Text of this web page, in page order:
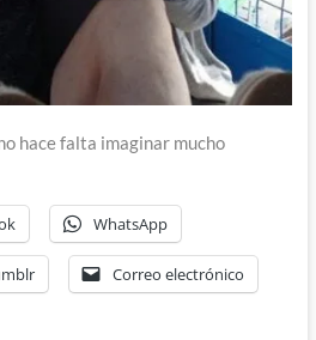
hace falta imaginar mucho
WhatsApp
Correo electrónico